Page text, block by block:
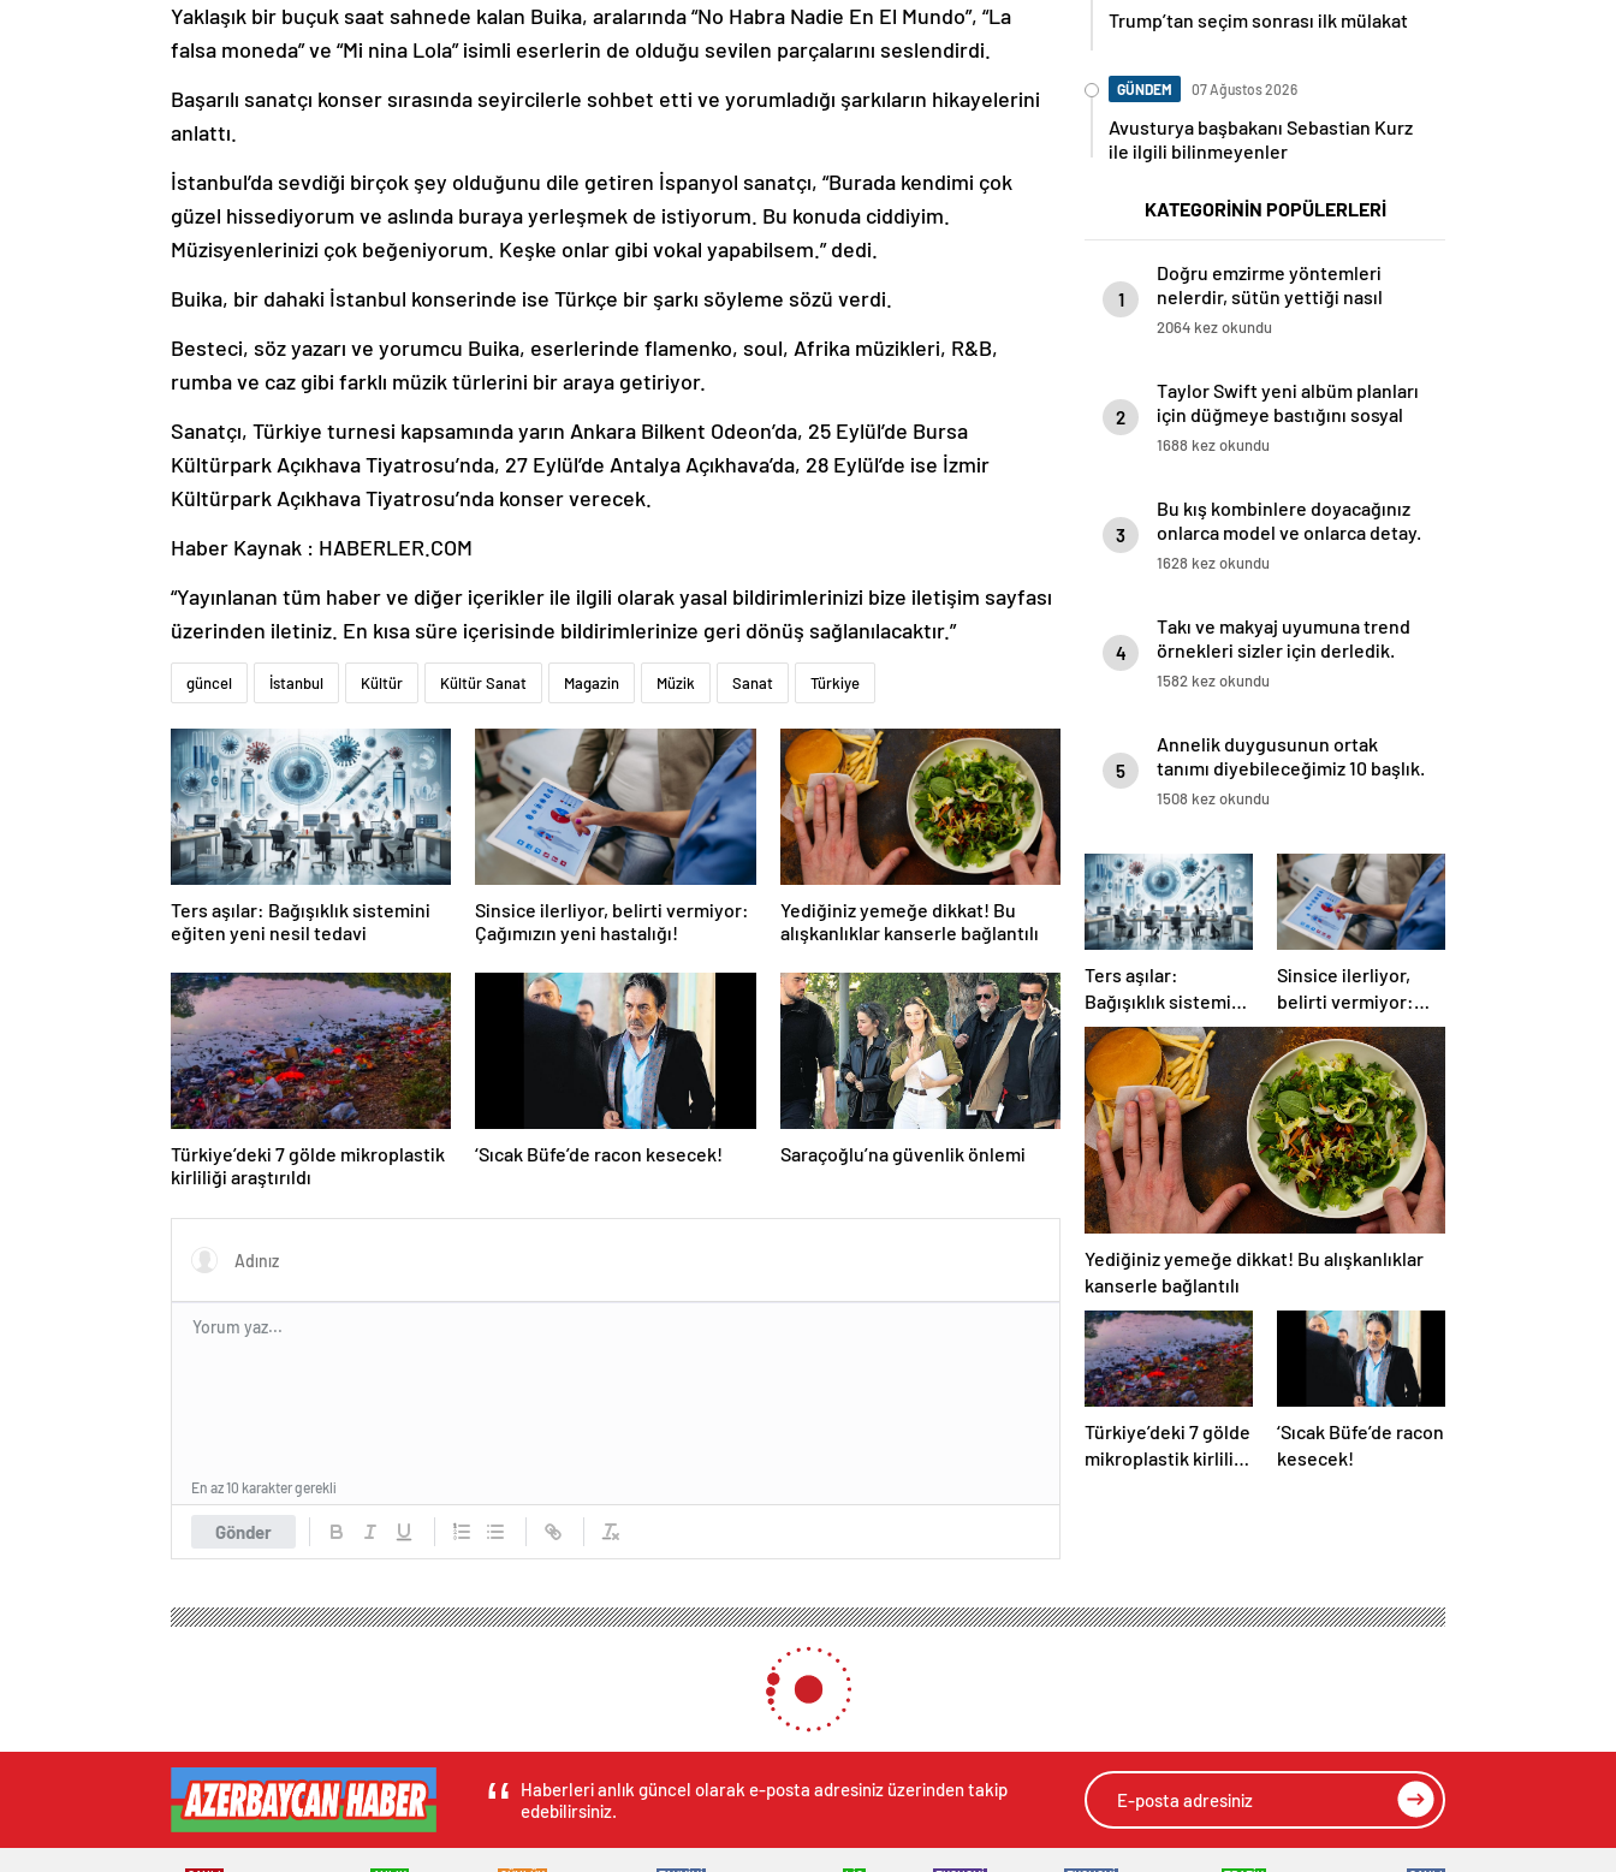
Yaklaşık bir buçuk saat sahnede kalan Buika, aralarında “No Habra Nadie En El Mundo”, “La
falsa moneda” ve “Mi nina Lola” isimli eserlerin de olduğu sevilen parçalarını seslendirdi.
Başarılı sanatçı konser sırasında seyircilerle sohbet etti ve yorumladığı şarkıların hikayelerini
anlattı.
İstanbul’da sevdiği birçok şey olduğunu dile getiren İspanyol sanatçı, “Burada kendimi çok
güzel hissediyorum ve aslında buraya yerleşmek de istiyorum. Bu konuda ciddiyim.
Müzisyenlerinizi çok beğeniyorum. Keşke onlar gibi vokal yapabilsem.” dedi.
Buika, bir dahaki İstanbul konserinde ise Türkçe bir şarkı söyleme sözü verdi.
Besteci, söz yazarı ve yorumcu Buika, eserlerinde flamenko, soul, Afrika müzikleri, R&B,
rumba ve caz gibi farklı müzik türlerini bir araya getiriyor.
Sanatçı, Türkiye turnesi kapsamında yarın Ankara Bilkent Odeon’da, 25 Eylül’de Bursa
Kültürpark Açıkhava Tiyatrosu’nda, 27 Eylül’de Antalya Açıkhava’da, 28 Eylül’de ise İzmir
Kültürpark Açıkhava Tiyatrosu’nda konser verecek.
Haber Kaynak : HABERLER.COM
“Yayınlanan tüm haber ve diğer içerikler ile ilgili olarak yasal bildirimlerinizi bize iletişim sayfası
üzerinden iletiniz. En kısa süre içerisinde bildirimlerinize geri dönüş sağlanılacaktır.”
güncel İstanbul Kültür Kültür Sanat Magazin Müzik Sanat Türkiye
Ters aşılar: Bağışıklık sistemini
eğiten yeni nesil tedavi
Sinsice ilerliyor, belirti vermiyor:
Çağımızın yeni hastalığı!
Yediğiniz yemeğe dikkat! Bu
alışkanlıklar kanserle bağlantılı
Türkiye’deki 7 gölde mikroplastik
kirliliği araştırıldı
‘Sıcak Büfe’de racon kesecek! Saraçoğlu’na güvenlik önlemi
Gönder
En az 10 karakter gerekli
Trump’tan seçim sonrası ilk mülakat
GÜNDEM 07 Ağustos 2026
Avusturya başbakanı Sebastian Kurz
ile ilgili bilinmeyenler
KATEGORİNİN POPÜLERLERİ
1
Doğru emzirme yöntemleri
nelerdir, sütün yettiği nasıl
anlaşılır?
2064 kez okundu
2
Taylor Swift yeni albüm planları
için düğmeye bastığını sosyal
medyadan duyurdu!
1688 kez okundu
3
Bu kış kombinlere doyacağınız
onlarca model ve onlarca detay.
1628 kez okundu
4
Takı ve makyaj uyumuna trend
örnekleri sizler için derledik.
1582 kez okundu
5
Annelik duygusunun ortak
tanımı diyebileceğimiz 10 başlık.
1508 kez okundu
Ters aşılar:
Bağışıklık sistemini
eğiten yeni nesil
tedavi
Sinsice ilerliyor,
belirti vermiyor:
Çağımızın yeni
hastalığı!
Yediğiniz yemeğe dikkat! Bu alışkanlıklar
kanserle bağlantılı
Türkiye’deki 7 gölde
mikroplastik kirliliği
‘Sıcak Büfe’de racon
kesecek!
Haberleri anlık güncel olarak e-posta adresiniz üzerinden takip
edebilirsiniz.